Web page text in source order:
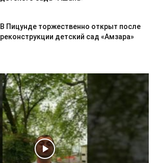
В Пицунде торжественно открыт после
реконструкции детский сад «Амзара»